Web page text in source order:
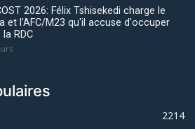
2026: Félix Tshisekedi charge le
et l'AFC/M23 qu'il accuse d'occuper
RDC
2214